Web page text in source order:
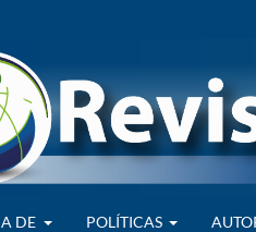
DE POLÍTICAS